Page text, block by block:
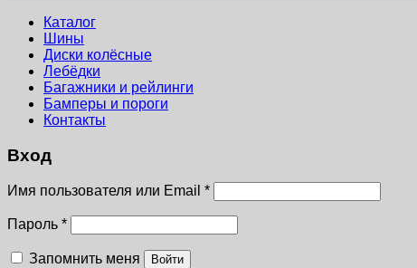
Каталог
Шины
Диски колёсные
Лебёдки
Багажники и рейлинги
Бамперы и пороги
Контакты
Вход
Имя пользователя или Email *
Пароль *
Запомнить меня Войти